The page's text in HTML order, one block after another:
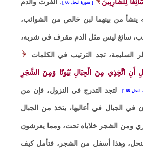
سورة النحل 66
ينشأ من بينهما لبن خالص من الشوائب،
سائغ ليس مثل الدم مقرف في شربه،
السليمة، تجد الترتيب في الكلمات
أَنِ اتَّخِذِي مِنَ الْجِبَالِ بُيُوتًا وَمِنَ الشَّجَرِ
68 لتجد التدرج في النزول، فإن من
في الجبال في أعاليها، يتخذ من الجبال
ومن الشجر خلاياه تحت، ومما يعرشون
وهذا أسفل من الشجر، فتأمل كيف